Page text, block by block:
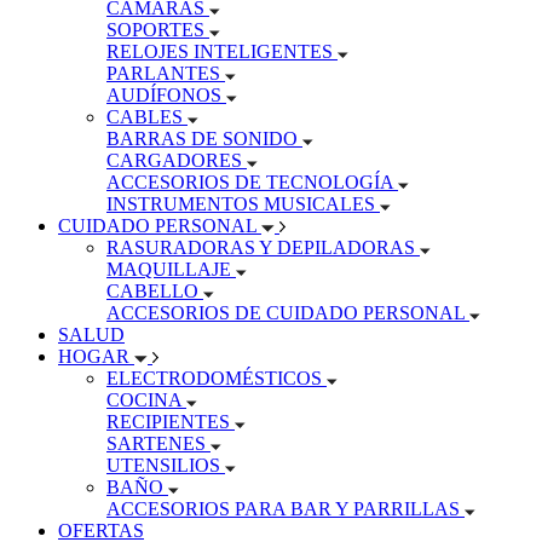
CÁMARAS
SOPORTES
RELOJES INTELIGENTES
PARLANTES
AUDÍFONOS
CABLES
BARRAS DE SONIDO
CARGADORES
ACCESORIOS DE TECNOLOGÍA
INSTRUMENTOS MUSICALES
CUIDADO PERSONAL
RASURADORAS Y DEPILADORAS
MAQUILLAJE
CABELLO
ACCESORIOS DE CUIDADO PERSONAL
SALUD
HOGAR
ELECTRODOMÉSTICOS
COCINA
RECIPIENTES
SARTENES
UTENSILIOS
BAÑO
ACCESORIOS PARA BAR Y PARRILLAS
OFERTAS